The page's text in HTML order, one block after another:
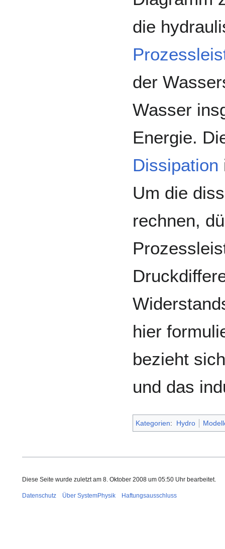
die
der
Wasser
Energie.
Dissipation
Um die
rechnen,
hier
bezieht
und das
Kategorien: Hydro
Diese Seite wurde zuletzt am 8. Oktober 2008 um 05:50 Uhr bearbeitet.
Datenschutz Über SystemPhysik Haftungsausschluss